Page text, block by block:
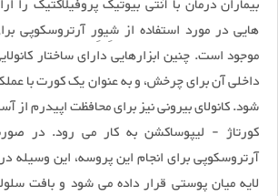
هایی در مورد استفاده از شِیوِر آرتروسکوپی
موجود است. چنین ابزارهایی دارای ساختار
داخلی آن برای چرخش، و به عنوان یک کورت با
شود. کانولای بیرونی نیز برای محافظت اپیدرم
کورتاژ - لیپوساکشن به کار می رود. در
آرتروسکوپی برای انجام این پروسه، این وسیله
لایه میان پوستی قرار داده می شود و بافت